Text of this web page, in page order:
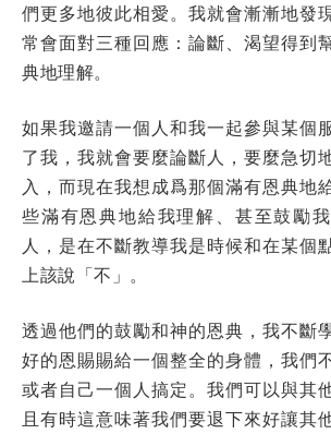
們更多地彼此相愛。我就會漸漸地發
常會面對三種回應：論斷、渴望得到
典地理解。
如果我邀請一個人和我一起參與某個
了我，我就會要麼論斷人，要麼急切
入，而現在我想成爲那個滿有恩典地
些滿有恩典地給我理解、甚至鼓勵
人，是在不斷教導我是時候和在某個
上該說「不」。
透過他們的鼓勵和神的恩典，我不斷
好的恩賜賜給一個整全的身體，我們
或者自己一個人搞定。我們可以與其
且有時這意味著我們要退下來好讓其